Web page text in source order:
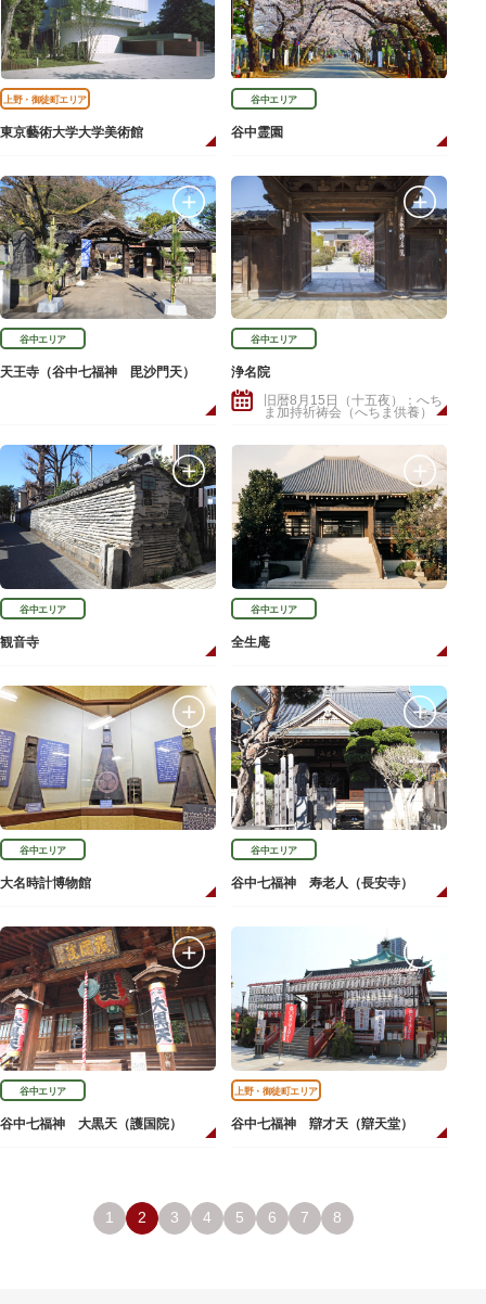
上野・御徒町エリア
東京藝術大学大学美術館
谷中エリア
谷中霊園
谷中エリア
天王寺（谷中七福神 毘沙門天）
谷中エリア
浄名院
旧暦8月15日（十五夜）：へち
ま加持祈祷会（へちま供養）
谷中エリア
観音寺
谷中エリア
全生庵
谷中エリア
大名時計博物館
谷中エリア
谷中七福神 寿老人（長安寺）
谷中エリア
谷中七福神 大黒天（護国院）
上野・御徒町エリア
谷中七福神 辯才天（辯天堂）
1 2 3 4 5 6 7 8